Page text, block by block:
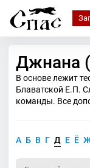
Джнана
В основе лежит
Блаватской Е.П.
команды. Все
А Б В Г Д Е Ё